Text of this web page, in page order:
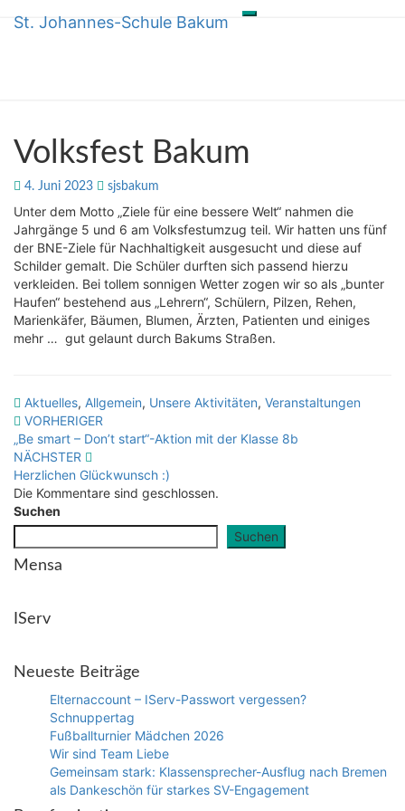
Skip
Toggle
St. Johannes-Schule Bakum
St. Johannes-Schule Bakum
Volksfest
Bakum
Volksfest Bakum
4. Juni 2023 sjsbakum
Unter dem Motto „Ziele für eine bessere Welt“ nahmen die
Jahrgänge 5 und 6 am Volksfestumzug teil. Wir hatten uns fünf
der BNE-Ziele für Nachhaltigkeit ausgesucht und diese auf
Schilder gemalt. Die Schüler durften sich passend hierzu
verkleiden. Bei tollem sonnigen Wetter zogen wir so als „bunter
Haufen“ bestehend aus „Lehrern“, Schülern, Pilzen, Rehen,
Marienkäfer, Bäumen, Blumen, Ärzten, Patienten und einiges
mehr … gut gelaunt durch Bakums Straßen.
Aktuelles, Allgemein, Unsere Aktivitäten, Veranstaltungen
Beitragsnavigation
VORHERIGER
„Be smart – Don’t start“-Aktion mit der Klasse 8b
NÄCHSTER
Herzlichen Glückwunsch :)
Die Kommentare sind geschlossen.
Suchen
Suchen
Mensa
IServ
Neueste Beiträge
Elternaccount – IServ-Passwort vergessen?
Schnuppertag
Fußballturnier Mädchen 2026
Wir sind Team Liebe
Gemeinsam stark: Klassensprecher-Ausflug nach Bremen
als Dankeschön für starkes SV-Engagement